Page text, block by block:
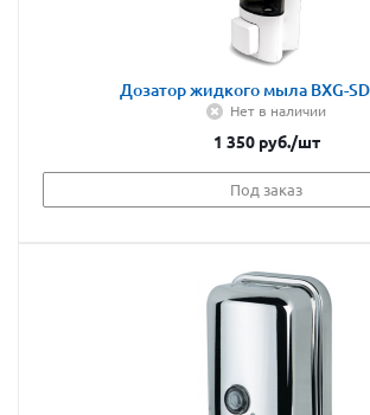
Дозатор жидкого мыла BXG-
Нет в наличии
1 350руб./шт
Под заказ